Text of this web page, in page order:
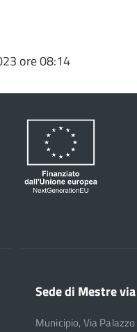
ore 08:14
Sede di Mestre
Municipio, Via Palazzo